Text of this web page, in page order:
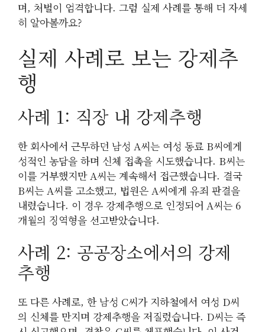
며, 처벌이 엄격합니다. 그럼 실제 사례를 통해 더 자세
히 알아볼까요?
실제 사례로 보는 강제추
행
사례 1: 직장 내 강제추행
한 회사에서 근무하던 남성 A씨는 여성 동료 B씨에게
성적인 농담을 하며 신체 접촉을 시도했습니다. B씨는
이를 거부했지만 A씨는 계속해서 접근했습니다. 결국
B씨는 A씨를 고소했고, 법원은 A씨에게 유죄 판결을
내렸습니다. 이 경우 강제추행으로 인정되어 A씨는 6
개월의 징역형을 선고받았습니다.
사례 2: 공공장소에서의 강제
추행
또 다른 사례로, 한 남성 C씨가 지하철에서 여성 D씨
의 신체를 만지며 강제추행을 저질렀습니다. D씨는 즉